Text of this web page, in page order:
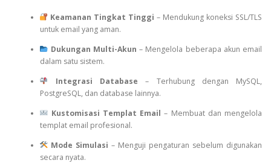
Keamanan Tingkat Tinggi – Mendukung koneksi SSL/TLS
untuk email yang aman.
Dukungan Multi-Akun – Mengelola beberapa akun email
dalam satu sistem.
Integrasi Database – Terhubung dengan MySQL,
PostgreSQL, dan database lainnya.
Kustomisasi Templat Email – Membuat dan mengelola
templat email profesional.
Mode Simulasi – Menguji pengaturan sebelum digunakan
secara nyata.